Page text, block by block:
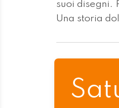
suoi disegni.
Una storia